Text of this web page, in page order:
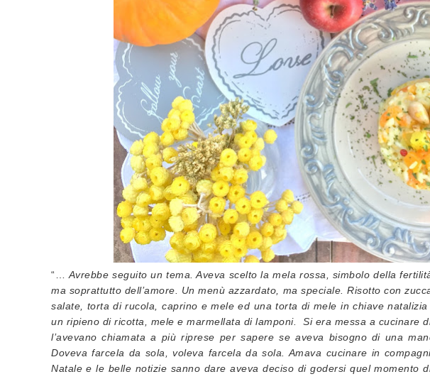
“… Avrebbe seguito un tema. Aveva scelto la mela rossa, simbolo della
ma soprattutto dell’amore. Un menù azzardato, ma speciale. Risotto con
salate, torta di rucola, caprino e mele ed una torta di mele in chiave
un ripieno di ricotta, mele e marmellata di lamponi. Si era messa a cucinare
l’avevano chiamata a più riprese per sapere se aveva bisogno di una
Doveva farcela da sola, voleva farcela da sola. Amava cucinare in
Natale e le belle notizie sanno dare aveva deciso di godersi quel momento